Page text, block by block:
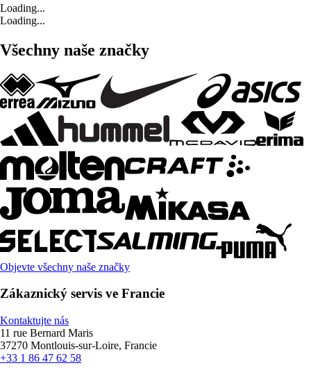
Loading...
Loading...
Všechny naše značky
Objevte všechny naše značky
Zákaznický servis ve Francie
Kontaktujte nás
11 rue Bernard Maris
37270 Montlouis-sur-Loire, Francie
+33 1 86 47 62 58